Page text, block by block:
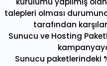
talepleri olması
tarafından
Sunucu ve Hosting
Sunucu paketlerindeki